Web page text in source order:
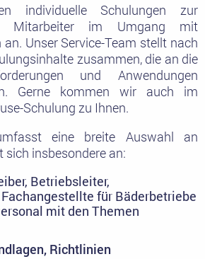
individuelle Schulungen zur
Mitarbeiter im Umgang mit
Unser Service-Team stellt nach
zusammen, die an die
und Anwendungen
Gerne kommen wir auch im
Schulung zu Ihnen.
eine breite Auswahl an
insbesondere an:
Betriebsleiter,
für Bäderbetriebe
mit den Themen
Richtlinien